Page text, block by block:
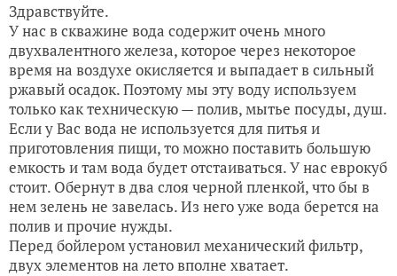
Здравствуйте.
У нас в скважине вода содержит очень много
двухвалентного железа, которое через некоторое
время на воздухе окисляется и выпадает в сильный
ржавый осадок. Поэтому мы эту воду используем
только как техническую — полив, мытье посуды, душ.
Если у Вас вода не используется для питья и
приготовления пищи, то можно поставить большую
емкость и там вода будет отстаиваться. У нас еврокуб
стоит. Обернут в два слоя черной пленкой, что бы в
нем зелень не завелась. Из него уже вода берется на
полив и прочие нужды.
Перед бойлером установил механический фильтр,
двух элементов на лето вполне хватает.